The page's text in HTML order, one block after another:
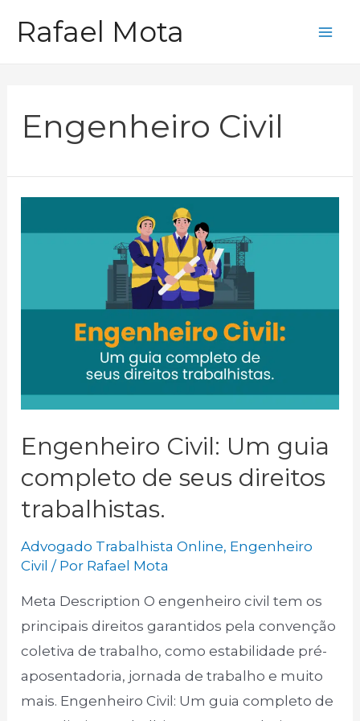
paraRafael Mota
Engenheiro Civil
Engenheiro Civil: Um guia
completo de seus direitos
trabalhistas.
Advogado Trabalhista Online, Engenheiro
Civil / Por Rafael Mota
Meta Description O engenheiro civil tem os
principais direitos garantidos pela convenção
coletiva de trabalho, como estabilidade pré-
aposentadoria, jornada de trabalho e muito
mais. Engenheiro Civil: Um guia completo de